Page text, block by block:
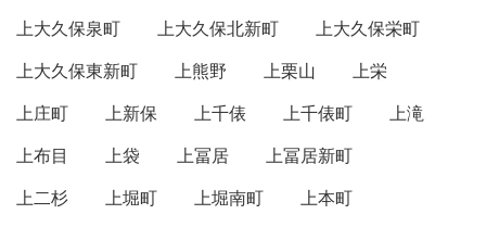
上大久保泉町
上大久保北新町
上大久保栄町
上大久保東新町
上熊野 上栗山
上栄
上庄町
上新保 上千俵 上千俵町
上滝
上布目
上袋 上冨居
上冨居新町
上二杉
上堀町 上堀南町
上本町